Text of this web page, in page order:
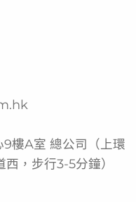
9樓A室 總公司（上環
，步行3-5分鐘）